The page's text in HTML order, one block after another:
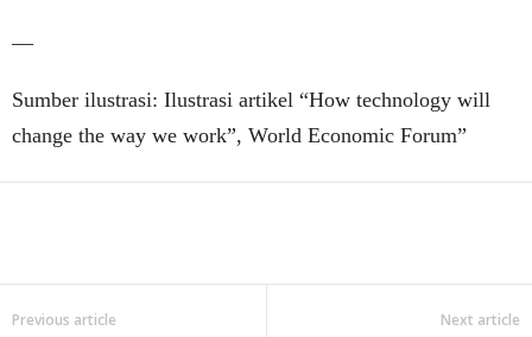
Sumber ilustrasi: Ilustrasi artikel “How technology will
change the way we work”, World Economic Forum”
Previous article Next article